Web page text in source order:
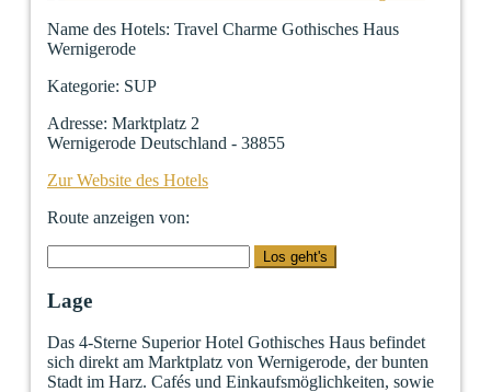
Name des Hotels: Travel Charme Gothisches Haus
Wernigerode
Kategorie: SUP
Adresse: Marktplatz 2
Wernigerode Deutschland - 38855
Zur Website des Hotels
Route anzeigen von:
Lage
Das 4-Sterne Superior Hotel Gothisches Haus befindet
sich direkt am Marktplatz von Wernigerode, der bunten
Stadt im Harz. Cafés und Einkaufsmöglichkeiten, sowie